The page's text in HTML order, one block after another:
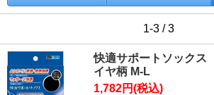
1-3 / 3
快適サポートソック
イヤ柄 M-L
1,782円(税込)